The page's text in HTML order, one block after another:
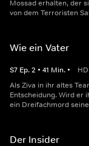
Mossad erhalten, der
von dem Terroristen
Wie ein Vater
S7 Ep.2 • 41 Min. • HD
Als Ziva in ihr altes
Entscheidung. Wird er
ein Dreifachmord
Der Insider